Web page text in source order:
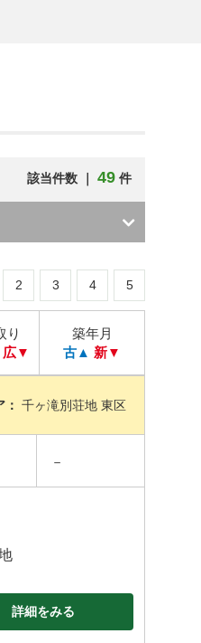
該当件数 ｜ 49件
2 3 4 5
り
広▼
築年月
古▲ 新▼
： 千ヶ滝別荘地 東区
－
詳細をみる